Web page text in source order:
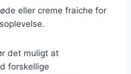
eller creme fraiche for
det muligt at
forskellige